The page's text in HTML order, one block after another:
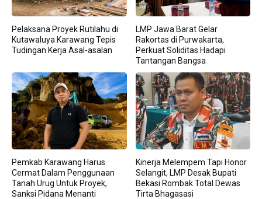
Pelaksana Proyek Rutilahu di
Kutawaluya Karawang Tepis
Tudingan Kerja Asal-asalan
LMP Jawa Barat Gelar
Rakortas di Purwakarta,
Perkuat Soliditas Hadapi
Tantangan Bangsa
Pemkab Karawang Harus
Cermat Dalam Penggunaan
Tanah Urug Untuk Proyek,
Sanksi Pidana Menanti
Kinerja Melempem Tapi Honor
Selangit, LMP Desak Bupati
Bekasi Rombak Total Dewas
Tirta Bhagasasi